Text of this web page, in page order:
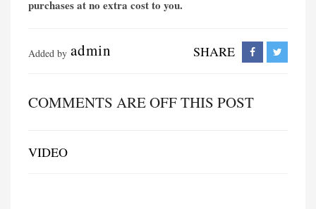
purchases at no extra cost to you.
Added by admin SHARE
COMMENTS ARE OFF THIS POST
VIDEO